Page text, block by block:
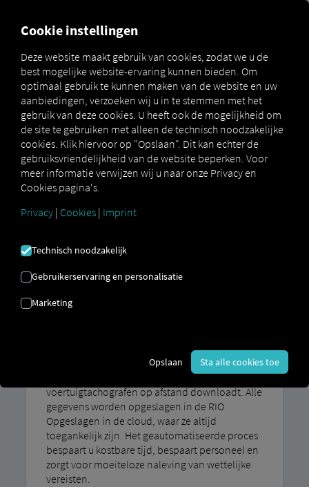
Marketplace Compliant M
COMPLIANT M
Op afstand downloaden van
tachograafgegevens
regelmatig tachograaf- en
Vereenvoudigd. De digitale tachograaf-
downloadservice op afstand, die regelmatig en
automatisch de gegevens van uw
voertuigtachografen op afstand downloadt. Alle
gegevens worden opgeslagen in de RIO
Opgeslagen in de cloud, waar ze altijd
toegankelijk zijn. Het geautomatiseerde proces
bespaart u kostbare tijd, bespaart personeel en
zorgt voor moeiteloze naleving van wettelijke
vereisten.
Cookie instellingen
Deze website maakt gebruik van cookies, zodat we u de
best mogelijke website-ervaring kunnen bieden. Om
optimaal gebruik te kunnen maken van de website en uw
aanbiedingen, verzoeken wij u in te stemmen met het
gebruik van deze cookies. U heeft ook de mogelijkheid om
de site te gebruiken met alleen de technisch noodzakelijke
cookies. Klik hiervoor op "Opslaan". Dit kan echter de
gebruiksvriendelijkheid van de website beperken. Voor
meer informatie verwijzen wij u naar onze Privacy en
Cookies pagina's.
Privacy | Cookies | Imprint
Technisch noodzakelijk
Gebruikerservaring en personalisatie
Marketing
Opslaan Sta alle cookies toe